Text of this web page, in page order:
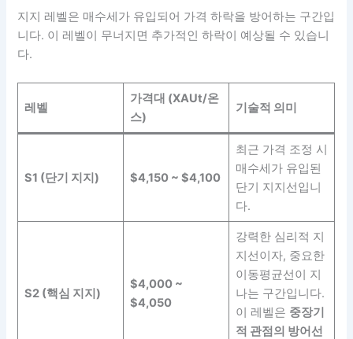
지지 레벨은 매수세가 유입되어 가격 하락을 방어하는 구간입
니다. 이 레벨이 무너지면 추가적인 하락이 예상될 수 있습니
다.
레벨
가격대 (XAUt/온
스)
기술적 의미
S1 (단기 지지) $4,150 ~ $4,100
최근 가격 조정 시
매수세가 유입된
단기 지지선입니
다.
S2 (핵심 지지)
$4,000 ~
$4,050
강력한 심리적 지
지선이자, 중요한
이동평균선이 지
나는 구간입니다.
이 레벨은 중장기
적 관점의 방어선